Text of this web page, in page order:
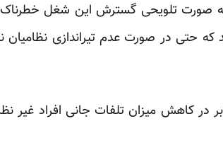
صورت تلویحی گسترش این شغل خطرناک
که حتی در صورت عدم تیراندازی نظامیان
در کاهش میزان تلفات جانی افراد غیر